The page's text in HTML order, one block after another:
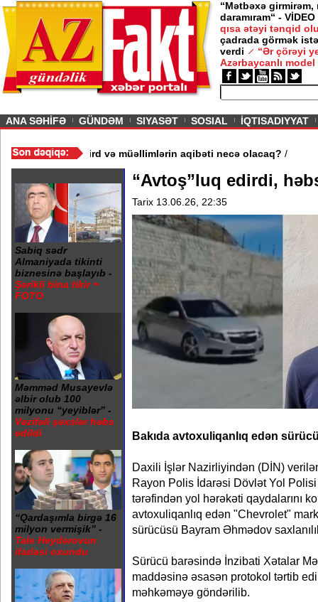
“Mətbəxə girmirəm,
daramıram“ - VİDEO
qısa ətəyi tənqid
çadrada görmək
verdi
“Ər çörəyi
Azərbaycanlı model
ANA SƏHİFƏ GÜNDƏM SIYASƏT SOSIAL İQTISADIYYAT
3 məktəb bağlandı - Şagird və müəllimlərin aqibəti necə olacaq?
Sabiq sədr
Almaniyada tikinti
biznesinə başlayıb -
Şərikli bina tikir +
FOTO
Məmməd Musayevlə
əlbir olub 100
milyonu “yeyiblər” -
Vəzifəli şəxslər həbs
edildi
“Qardaşımla birgə 16
milyon vermişik” -
Tale Heydərovun
ifadəsi oxundu
“Avtoş”luq edirdi,
Tarix 13.06.26, 22:35
Bakıda avtoxuliqanlıq edən
Daxili İşlər Nazirliyindən (DİN)
Rayon Polis İdarəsi Dövlət Yol
tərəfindən yol hərəkəti qaydalarını
avtoxuliqanlıq edən "Chevrolet"
sürücüsü Bayram Əhmədov
Sürücü barəsində İnzibati Xətalar
maddəsinə əsasən protokol tərtib
məhkəməyə göndərilib.